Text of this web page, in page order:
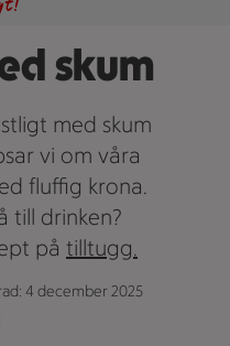
skum
med skum
vi om våra
fluffig krona.
till drinken?
på tilltugg.
4 december 2025